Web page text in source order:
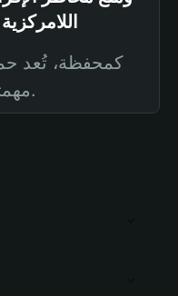
كمحفظة، تُعد
مهمتنا الأساسية.